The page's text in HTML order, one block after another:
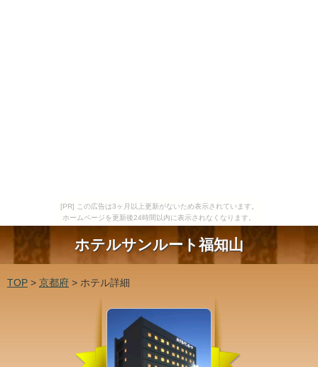
[PR] この広告は3ヶ月以上更新がないため表示されています。
ホームページを更新後24時間以内に表示されなくなります。
ホテルサンルート福知山
TOP > 京都府 > ホテル詳細